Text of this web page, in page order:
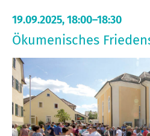
19.09.2025, 18:00–18:30
Ökumenisches